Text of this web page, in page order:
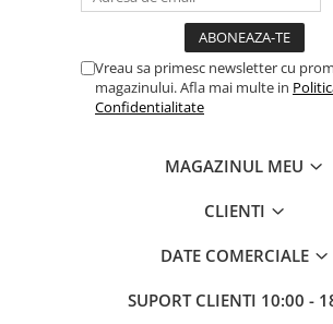
Interfete audio
Interfete MIDI si Cabluri Midi-USB
Microfoane de studio
Monitoare de studio
Vreau sa primesc newsletter cu
magazinului. Afla mai multe in
Confidentialitate
MAGAZINUL MEU
CLIENTI
DATE COMERCIALE
SUPORT CLIENTI 10:00 -